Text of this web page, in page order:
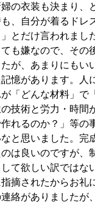
の衣装も決まり、
、自分が着るドレ
とだけ言われまし
も嫌なので、その
が、あまりにもい
憶があります。人
「どんな材料」で
技術と労力・時間
作れるのか？」等の
と思いました。完
は良いのですが、
て欲しい訳ではな
摘されたからお礼
絡がありましたが